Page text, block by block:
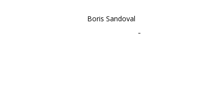
Boris Sandoval
Östers IF